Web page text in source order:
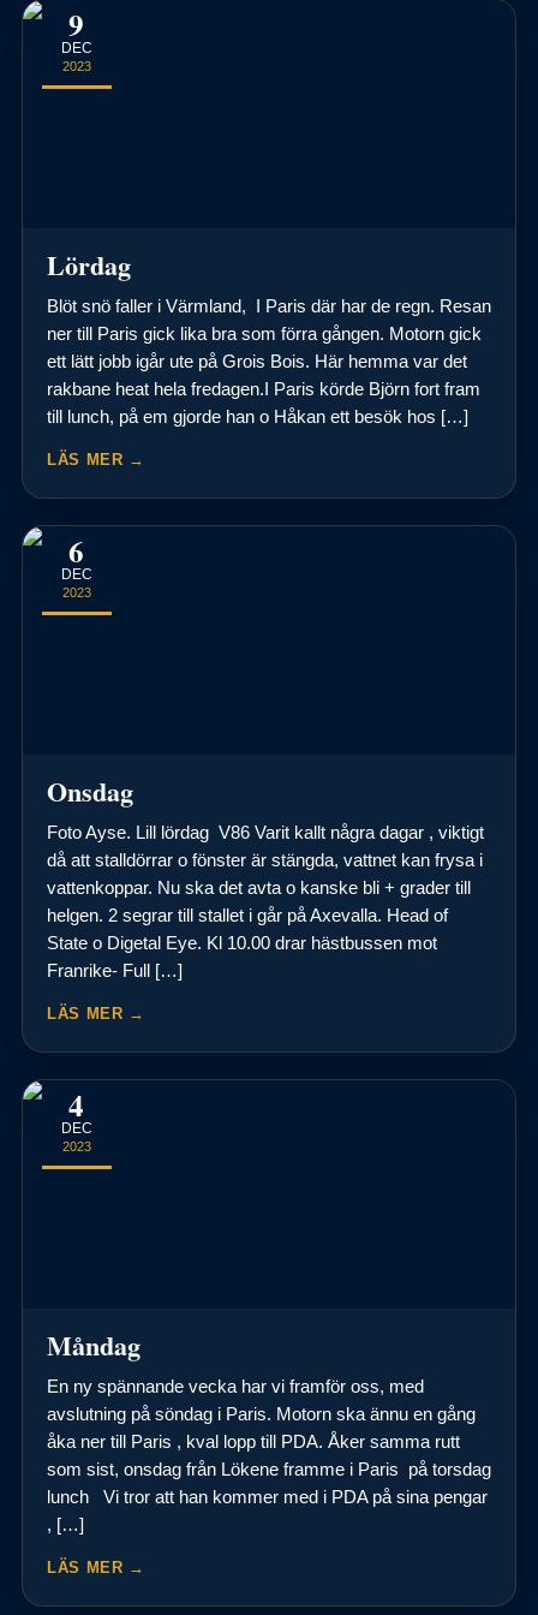
9
DEC
2023
Lördag
Blöt snö faller i Värmland, I Paris där har de regn. Resan
ner till Paris gick lika bra som förra gången. Motorn gick
ett lätt jobb igår ute på Grois Bois. Här hemma var det
rakbane heat hela fredagen.I Paris körde Björn fort fram
till lunch, på em gjorde han o Håkan ett besök hos […]
LÄS MER →
6
DEC
2023
Onsdag
Foto Ayse. Lill lördag V86 Varit kallt några dagar , viktigt
då att stalldörrar o fönster är stängda, vattnet kan frysa i
vattenkoppar. Nu ska det avta o kanske bli + grader till
helgen. 2 segrar till stallet i går på Axevalla. Head of
State o Digetal Eye. Kl 10.00 drar hästbussen mot
Franrike- Full […]
LÄS MER →
4
DEC
2023
Måndag
En ny spännande vecka har vi framför oss, med
avslutning på söndag i Paris. Motorn ska ännu en gång
åka ner till Paris , kval lopp till PDA. Åker samma rutt
som sist, onsdag från Lökene framme i Paris på torsdag
lunch Vi tror att han kommer med i PDA på sina pengar
, […]
LÄS MER →